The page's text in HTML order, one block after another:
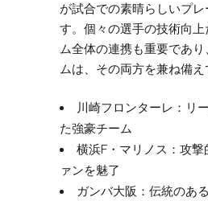
が試合での素晴らしいプ
す。個々の選手の技術向
ム全体の連携も重要であ
ムは、その両方を兼ね備え
川崎フロンターレ：リ
た強豪チーム
横浜F・マリノス：攻撃
ァンを魅了
ガンバ大阪：伝統のあ